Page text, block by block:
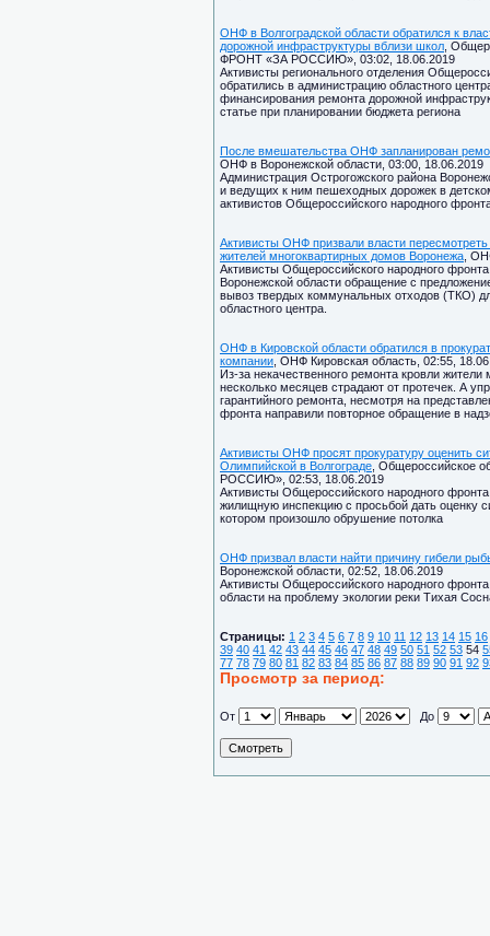
ОНФ в Волгоградской области обратился к
дорожной инфраструктуры вблизи школ ,
ФРОНТ «ЗА РОССИЮ», 03:02, 18.06.2019
Активисты регионального отделения
обратились в администрацию областного
финансирования ремонта дорожной
статье при планировании бюджета региона
После вмешательства ОНФ запланирован
ОНФ в Воронежской области, 03:00, 18.06.2019
Администрация Острогожского района
и ведущих к ним пешеходных дорожек в
активистов Общероссийского народного
Активисты ОНФ призвали власти
жителей многоквартирных домов Воронежа ,
Активисты Общероссийского народного
Воронежской области обращение с
вывоз твердых коммунальных отходов (ТКО)
областного центра.
ОНФ в Кировской области обратился в
компании , ОНФ Кировская область, 02:55,
Из-за некачественного ремонта кровли
несколько месяцев страдают от протечек. А
гарантийного ремонта, несмотря на
фронта направили повторное обращение в
Активисты ОНФ просят прокуратуру оценить
Олимпийской в Волгограде , Общероссийское
РОССИЮ», 02:53, 18.06.2019
Активисты Общероссийского народного
жилищную инспекцию с просьбой дать
котором произошло обрушение потолка
ОНФ призвал власти найти причину гибели
Воронежской области, 02:52, 18.06.2019
Активисты Общероссийского народного
области на проблему экологии реки Тихая
Страницы: 1 2 3 4 5 6 7 8 9 10 11 12 13 14 15 16
39 40 41 42 43 44 45 46 47 48 49 50 51 52 53 54
77 78 79 80 81 82 83 84 85 86 87 88 89 90 91 92
Просмотр за период:
От До